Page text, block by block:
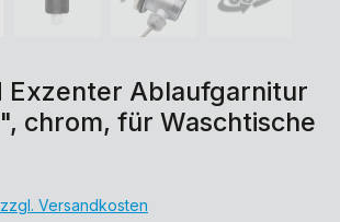
Exzenter Ablaufgarnitur
chrom, für Waschtische
Versandkosten